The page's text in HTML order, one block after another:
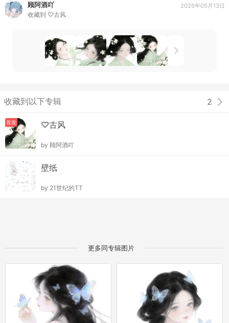
顾阿酒吖
收藏到 ♡古风
2026年05月13日
收藏到以下专辑 2
首发 ♡古风
by 顾阿酒吖
壁纸
by 21世纪的TT
更多同专辑图片